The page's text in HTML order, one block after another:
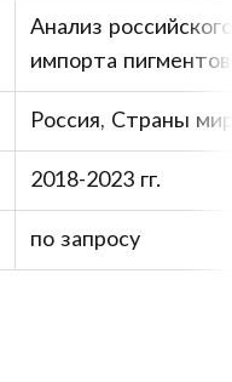
Анализ
импорта пигментов
Россия, Страны
2018-2023 гг.
по запросу